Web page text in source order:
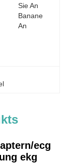
Sie An
Banane
An
ecg
ekg